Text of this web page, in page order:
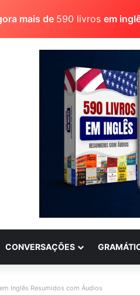
mais de 590 livros em
CONVERSAÇÕES
Inglês Resumidos com Áudios